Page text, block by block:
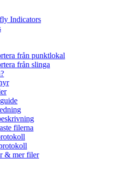
Indicators
från punktlokal
från slinga
filerna
& mer filer